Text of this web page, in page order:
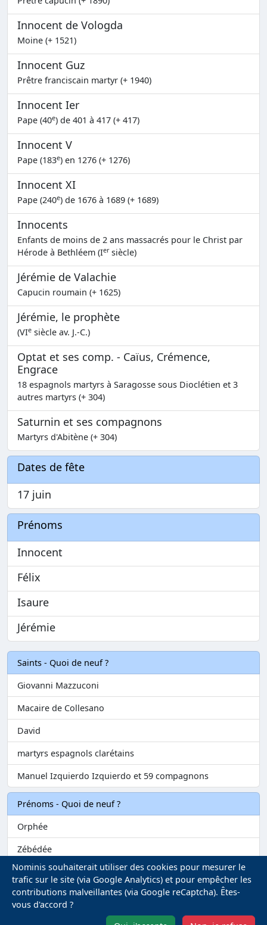
Innocent de Vologda
Moine (+ 1521)
Innocent Guz
Prêtre franciscain martyr (+ 1940)
Innocent Ier
Pape (40e) de 401 à 417 (+ 417)
Innocent V
Pape (183e) en 1276 (+ 1276)
Innocent XI
Pape (240e) de 1676 à 1689 (+ 1689)
Innocents
Enfants de moins de 2 ans massacrés pour le Christ par
Hérode à Bethléem (Iersiècle)
Jérémie de Valachie
Capucin roumain (+ 1625)
Jérémie, le prophète
(VIe siècle av. J.-C.)
Optat et ses comp. - Caïus, Crémence,
Engrace
18 espagnols martyrs à Saragosse sous Dioclétien et 3
autres martyrs (+ 304)
Saturnin et ses compagnons
Martyrs d'Abitène (+ 304)
Dates de fête
17 juin
Prénoms
Innocent
Félix
Isaure
Jérémie
Saints - Quoi de neuf ?
Giovanni Mazzuconi
Macaire de Collesano
David
martyrs espagnols clarétains
Manuel Izquierdo Izquierdo et 59 compagnons
Prénoms - Quoi de neuf ?
Orphée
Zébédée
Melvil
Matilin
Nominis souhaiterait utiliser des cookies pour mesurer le
trafic sur le site (via Google Analytics) et pour empêcher les
contributions malveillantes (via Google reCaptcha). Êtes-
vous d'accord ?